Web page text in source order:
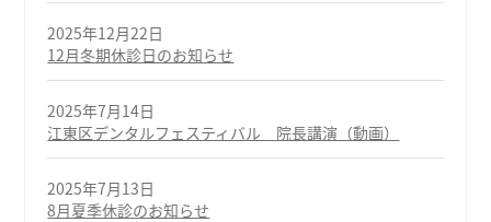
12月冬期休診日のお知らせ
2025年12月22日
江東区デンタルフェスティバル 院長講演（動画）
2025年7月14日
8月夏季休診のお知らせ
2025年7月13日